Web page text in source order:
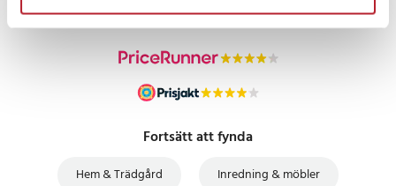
Fortsätt att fynda
Hem & Trädgård Inredning & möbler